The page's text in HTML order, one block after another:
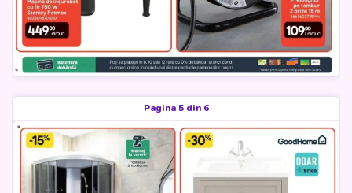
Pagina 5 din 6